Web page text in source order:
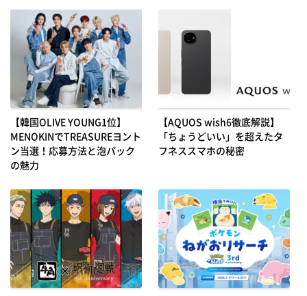
【韓国OLIVE YOUNG1位】
MENOKINでTREASUREヨント
ン当選！応募方法と泡パック
の魅力
【AQUOS wish6徹底解説】
「ちょうどいい」を超えたタ
フネススマホの秘密